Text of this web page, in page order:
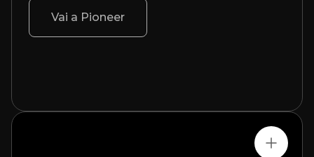
superarle, le aziende dell'UE sono chiamate ad
adottare tecnologie che le aiutino ad adattarsi e a
Vai a Pioneer